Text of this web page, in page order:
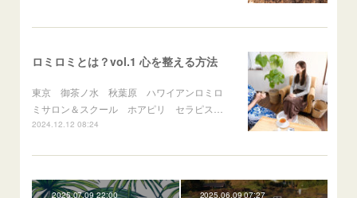
ロミロミとは？vol.1 心を整える方法
東京 御茶ノ水 秋葉原 ハワイアンロミロ
ミサロン＆スクール ホアピリ セラピス…
2024.12.12 08:24
2025.07.09 22:00 2025.06.09 07:27